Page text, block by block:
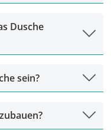
Dusche
sein?